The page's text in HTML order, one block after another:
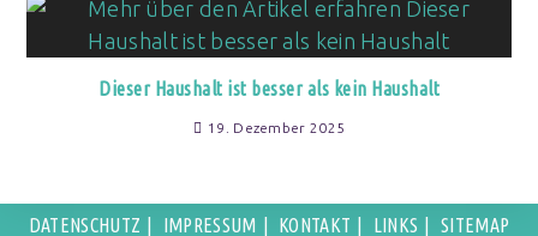
Dieser Haushalt ist besser als kein Haushalt
19. Dezember 2025
DATENSCHUTZ IMPRESSUM KONTAKT LINKS SITEMAP